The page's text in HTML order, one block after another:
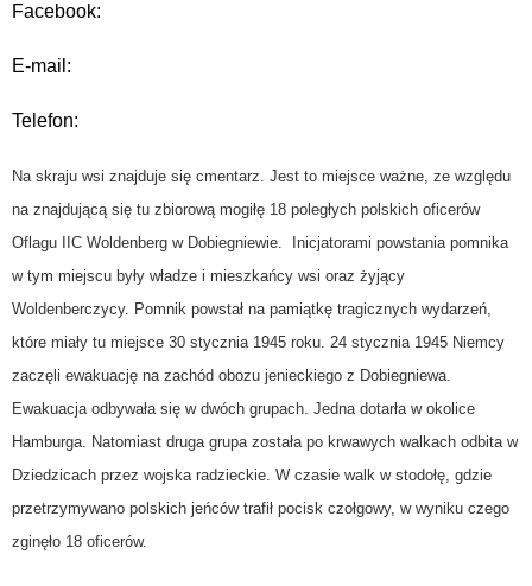
Facebook:
E-mail:
Telefon:
Na skraju wsi znajduje się cmentarz. Jest to miejsce ważne, ze względu
na znajdującą się tu zbiorową mogiłę 18 poległych polskich oficerów
Oflagu IIC Woldenberg w Dobiegniewie. Inicjatorami powstania pomnika
w tym miejscu były władze i mieszkańcy wsi oraz żyjący
Woldenberczycy. Pomnik powstał na pamiątkę tragicznych wydarzeń,
które miały tu miejsce 30 stycznia 1945 roku. 24 stycznia 1945 Niemcy
zaczęli ewakuację na zachód obozu jenieckiego z Dobiegniewa.
Ewakuacja odbywała się w dwóch grupach. Jedna dotarła w okolice
Hamburga. Natomiast druga grupa została po krwawych walkach odbita w
Dziedzicach przez wojska radzieckie. W czasie walk w stodołę, gdzie
przetrzymywano polskich jeńców trafił pocisk czołgowy, w wyniku czego
zginęło 18 oficerów.